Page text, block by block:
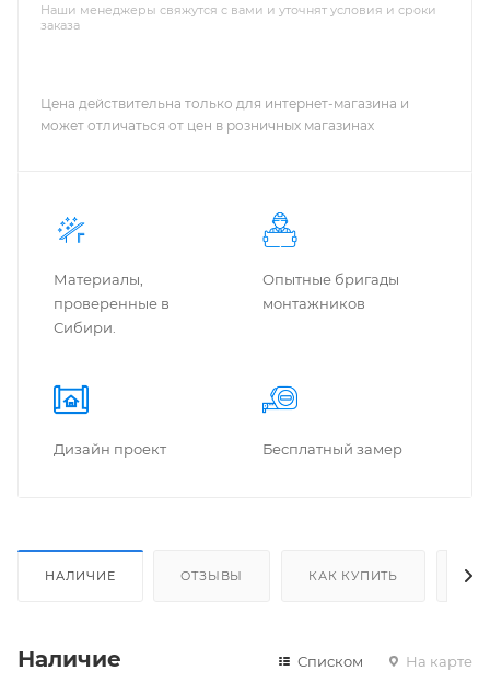
Наши менеджеры свяжутся с вами и уточнят условия и сроки
заказа
Цена действительна только для интернет-магазина и
может отличаться от цен в розничных магазинах
Материалы,
проверенные в
Сибири.
Опытные бригады
монтажников
Дизайн проект Бес­плат­ный замер
НАЛИЧИЕ ОТЗЫВЫ КАК КУПИТЬ
Наличие Списком На карте